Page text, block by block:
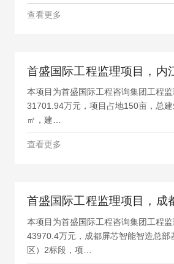
查看更多
本项目为首盛国际工程咨询集团工程
31701.94万元，项目占地150亩，总
㎡，建…
查看更多
本项目为首盛国际工程咨询集团工程
43970.4万元，成都屏芯智能智造总部
区）2标段，项…